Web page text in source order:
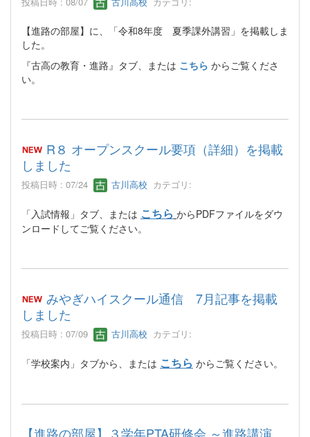
【進路の部屋】に、「令和8年度 夏季課外講習」を掲載しま
した。
『古高の教育・進路』タブ、または こちら からご覧くださ
い。
R８ オープンスクール要項（詳細）を掲載
しました
投稿日時 : 07/24 古川高校 カテゴリ:
「入試情報」タブ、または こちら からPDFファイルをダウ
ンロードしてご覧ください。
みやぎハイスクール通信 7月記事を掲載
しました
投稿日時 : 07/09 古川高校 カテゴリ:
「学校案内」タブから、または こちら からご覧ください。
【進路の部屋】３学年PTA研修会 ～進路講演